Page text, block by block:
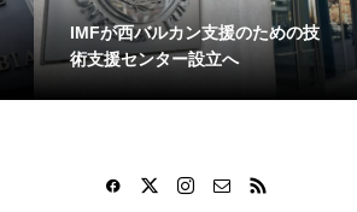
IMFが西バルカン支援のための技
術支援センター設立へ